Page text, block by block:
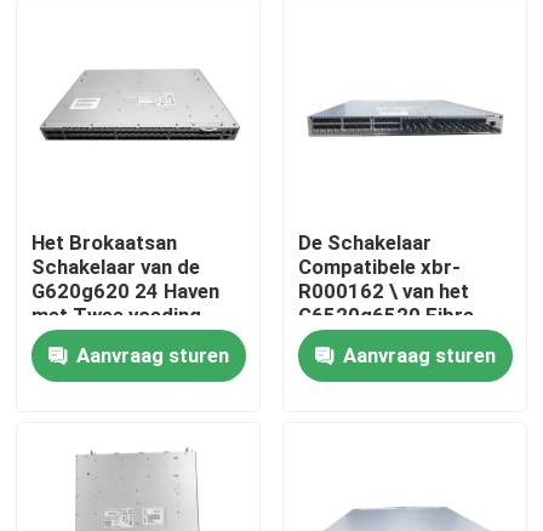
Kwaliteitscontrole
Nieuws
Nvidia AI-producten
de Module van 100G QSFP28
Het Brokaatsan
Schakelaar van de
G620g620 24 Haven
met Twee voeding
FRUs
Aanvraag sturen
De Schakelaar
Compatibele xbr-
R000162 \ van het
G6520g6520 Fibre
Channel Brokaat San
Aanvraag sturen